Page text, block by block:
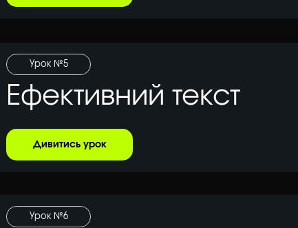
Ефективний текст
Урок №5
Дивитись урок
Урок №6